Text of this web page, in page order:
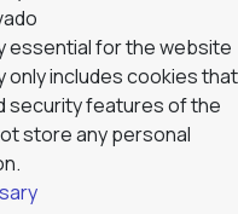
essential for the website
includes cookies that
security features of the
store any personal